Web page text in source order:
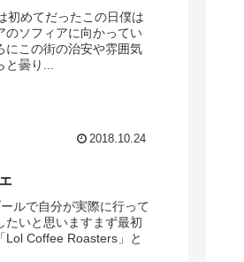
初めてだったこの日僕は
のソフィアに向かってい
にこの街の治安や雰囲気
曇り...
2018.10.24
ルで自分が実際に行って
たいと思いますまず最初
Lol Coffee Roasters」と